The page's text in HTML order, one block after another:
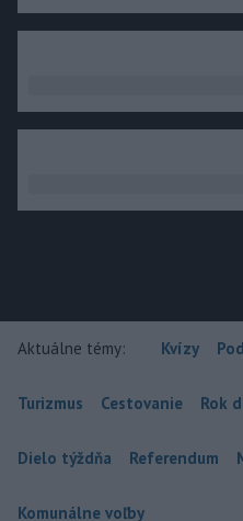
Aktuálne témy: Kvízy
Turizmus Cestovanie Rok
Dielo týždňa Referendum
Komunálne voľby